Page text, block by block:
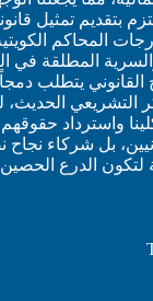
بتقديم تمثيل
المحاكم
والسرية المطلقة في
يتطلب
التشريعي
واسترداد
بل شركاء نجاح
لتكون الدرع